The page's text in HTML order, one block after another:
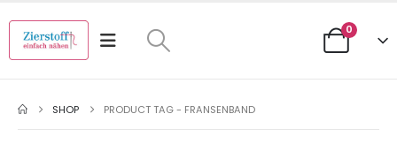
0
SHOP PRODUCT TAG - FRANSENBAND